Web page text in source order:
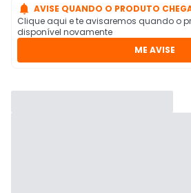
 AVISE QUANDO O PRODUTO
Clique aqui e te avisaremos quando o
disponível novamente
ME AVISE